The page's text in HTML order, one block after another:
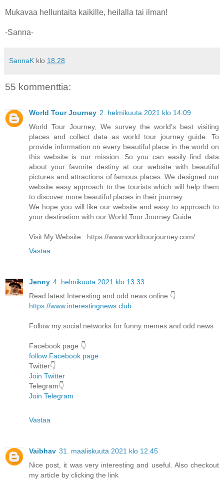
Mukavaa helluntaita kaikille, heilalla tai ilman!
-Sanna-
SannaK klo 18.28
55 kommenttia:
World Tour Journey 2. helmikuuta 2021 klo 14.09
World Tour Journey, We survey the world’s best visiting
places and collect data as world tour journey guide. To
provide information on every beautiful place in the world on
this website is our mission. So you can easily find data
about your favorite destiny at our website with beautiful
pictures and attractions of famous places. We designed our
website easy approach to the tourists which will help them
to discover more beautiful places in their journey.
We hope you will like our website and easy to approach to
your destination with our World Tour Journey Guide.
Visit My Website : https://www.worldtourjourney.com/
Vastaa
Jenny 4. helmikuuta 2021 klo 13.33
Read latest Interesting and odd news online 👇
https://www.interestingnews.club
Follow my social networks for funny memes and odd news
Facebook page 👇
follow Facebook page
Twitter👇
Join Twitter
Telegram👇
Join Telegram
Vastaa
Vaibhav 31. maaliskuuta 2021 klo 12.45
Nice post, it was very interesting and useful. Also checkout
my article by clicking the link